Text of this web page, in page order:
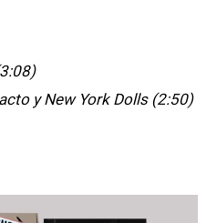
y New York Dolls (2:50)